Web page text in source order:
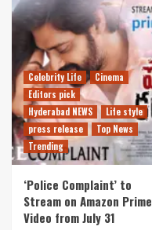
Celebrity Life
Cinema
Editors pick
Hyderabad NEWS
Life style
press release
Top News
Trending
‘Police Complaint’ to
Stream on Amazon Prime
Video from July 31